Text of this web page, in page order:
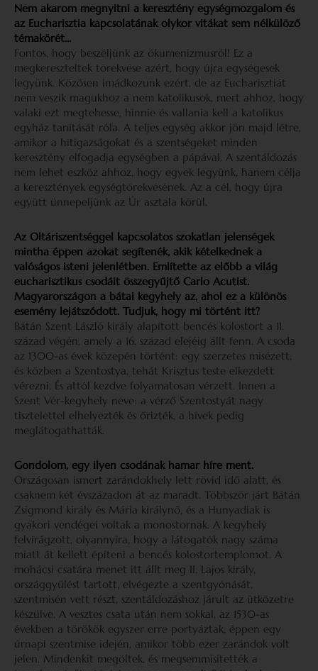
Nem akarom megnyitni a keresztény egységmozgalom és
az Eucharisztia kapcsolatának olykor vitákat sem nélkülöző
témakörét…
Fontos, hogy beszéljünk az ökumenizmusról! Ez a
megkereszteltek törekvése azért, hogy újra egységesek
legyünk. Közösen imádkozunk ezért, de az Eucharisztiát
nem veszik magukhoz a nem katolikusok, mert ahhoz, hogy
valaki ezt megtehesse, hinnie és vallania kell a katolikus
egyház tanítását róla. A teljes egység akkor jön majd létre,
amikor a hitigazságokat és a szentségeket minden
keresztény elfogadja egységben a pápával. A szentáldozás
nem lehet eszköz ahhoz, hogy egyek legyünk, hanem célja
a keresztények egységtörekvésének. Az a cél, hogy újra
együtt ünnepeljünk az Úr asztala körül.
Az Oltáriszentséggel kapcsolatos szokatlan jelenségek
mintha éppen azokat segítenék, akik kételkednek a
valóságos isteni jelenlétben. Említette az előbb a világ
eucharisztikus csodáit összegyűjtő Carlo Acutist.
Magyarországon a bátai kegyhely az, ahol ez a különös
esemény lejátszódott. Tudjuk, hogy mi történt itt?
Bátán Szent László király alapított bencés kolostort a 11.
század végén, amely a 16. század elejéig állt fenn. A csoda
az 1300-as évek közepén történt: egy szerzetes misézett,
és közben a Szentostya, tehát Krisztus teste elkezdett
vérezni. És attól kezdve folyamatosan vérzett. Innen a
Szent Vér-kegyhely neve: a vérző Szentostyát nagy
tisztelettel elhelyezték és őrizték, a hívek pedig
meglátogathatták.
Gondolom, egy ilyen csodának hamar híre ment.
Országosan ismert zarándokhely lett rövid idő alatt, és
csaknem két évszázadon át az maradt. Többször járt Bátán
Zsigmond király és Mária királynő, és a Hunyadiak is
gyakori vendégei voltak a monostornak. A kegyhely
felvirágzott, olyannyira, hogy a látogatók nagy száma
miatt át kellett építeni a bencés kolostortemplomot. A
mohácsi csatára menet itt állt meg II. Lajos király,
országgyűlést tartott, elvégezte a szentgyónását,
szentmisén vett részt, szentáldozáshoz járult az ütközetre
készülve. A vesztes csata után nem sokkal, az 1530-as
években a törökök egyszer erre portyáztak, éppen egy
úrnapi szentmise idején, amikor több ezer zarándok volt
jelen. Mindenkit megöltek, és megsemmisítették a